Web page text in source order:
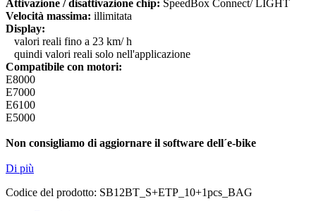
Attivazione / disattivazione chip: SpeedBox Connect/ LIGHT
Velocità massima: illimitata
Display:
valori reali fino a 23 km/ h
quindi valori reali solo nell'applicazione
Compatibile con motori:
E8000
E7000
E6100
E5000
Non consigliamo di aggiornare il software dell´e-bike
Di più
Codice del prodotto: SB12BT_S+ETP_10+1pcs_BAG